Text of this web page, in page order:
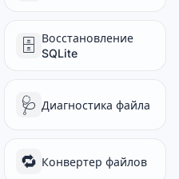
🗄️
Восстановление
SQLite
🩺 Диагностика файла
🔁 Конвертер файлов